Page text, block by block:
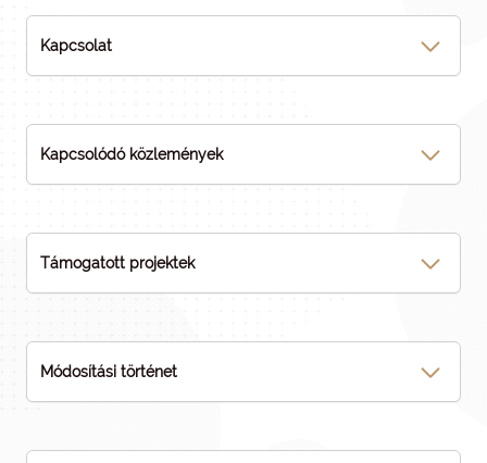
Kapcsolat
Kapcsolódó közlemények
Támogatott projektek
Módosítási történet